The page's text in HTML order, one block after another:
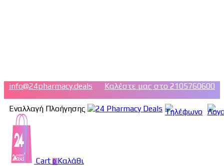
info@24pharmacy.deals Καλέστε μας στο 2105760600
Εναλλαγή Πλοήγησης
Cart 0 Καλάθι